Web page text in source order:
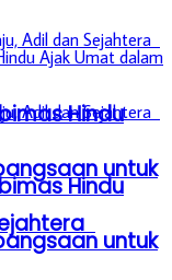
Hindu
untuk
Hindu
untuk